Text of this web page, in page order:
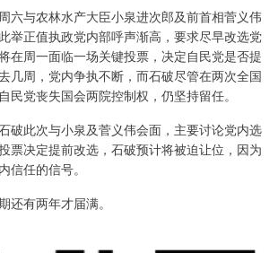
与农林水产大臣小泉进次郎及前首相菅义伟
举正值执政党内部呼声渐高，要求尽早改选党
在周一面临一场关键投票，决定自民党是否提
几周，党内争执不断，而石破尽管在两次全国
民党丧失国会两院控制权，仍坚持留任。
此次与小泉及菅义伟会面，主要讨论党内选
票决定提前改选，石破预计将被迫让位，因为
信任的信号。
有两年才届满。